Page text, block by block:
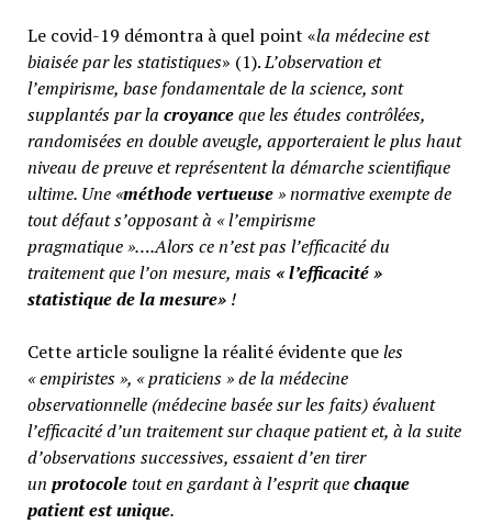
Le covid-19 démontra à quel point «la médecine est
biaisée par les statistiques» (1).L’observation et
l’empirisme, base fondamentale de la science, sont
supplantés par la croyanceque les études contrôlées,
randomisées en double aveugle, apporteraient le plus haut
niveau de preuve et représentent la démarche scientifique
ultime. Une «méthode vertueuse» normative exempte de
tout défaut s’opposant à « l’empirisme
pragmatique »….Alors ce n’est pas l’efficacité du
traitement que l’on mesure, mais «l’efficacité »
statistique de la mesure» !
Cette article souligne la réalité évidente queles
« empiristes », « praticiens » de la médecine
observationnelle (médecine basée sur les faits) évaluent
l’efficacité d’un traitement sur chaque patient et, à la suite
d’observations successives, essaient d’en tirer
un protocoletout en gardant à l’esprit quechaque
patient est unique.